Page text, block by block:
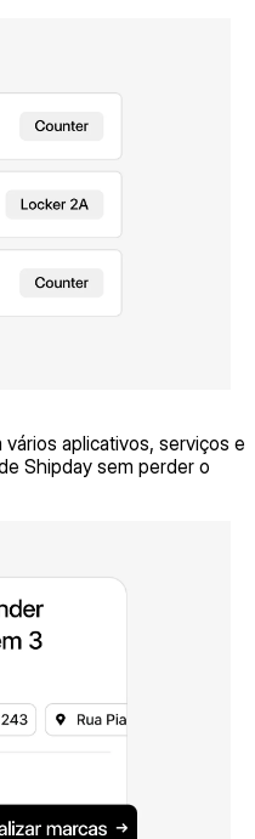
aplicativos, serviços e
Shipday sem perder o